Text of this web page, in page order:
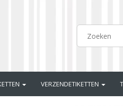
VERZENDETIKETTEN